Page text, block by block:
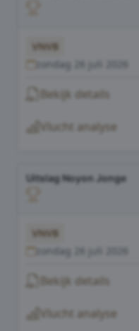
VNVB
zondag 26 juli 2026
Bekijk details
Vlucht analyse
Uitslag Noyon Jonge
VNVB
zondag 26 juli 2026
Bekijk details
Vlucht analyse